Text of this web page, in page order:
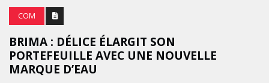
COM
BRIMA : DÉLICE ÉLARGIT SON
PORTEFEUILLE AVEC UNE NOUVELLE
MARQUE D’EAU